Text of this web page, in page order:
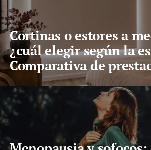
Cortinas o estores a
¿cuál elegir según la
Comparativa de
mantenimiento y